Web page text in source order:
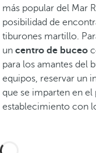
más popular del Mar
posibilidad de
tiburones martillo.
un centro de buceo
para los amantes del
equipos, reservar un
que se imparten en
establecimiento con